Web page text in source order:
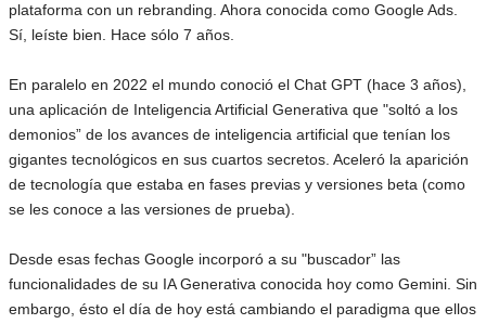
plataforma con un rebranding. Ahora conocida como Google Ads.
Sí, leíste bien. Hace sólo 7 años.
En paralelo en 2022 el mundo conoció el Chat GPT (hace 3 años),
una aplicación de Inteligencia Artificial Generativa que "soltó a los
demonios” de los avances de inteligencia artificial que tenían los
gigantes tecnológicos en sus cuartos secretos. Aceleró la aparición
de tecnología que estaba en fases previas y versiones beta (como
se les conoce a las versiones de prueba).
Desde esas fechas Google incorporó a su "buscador” las
funcionalidades de su IA Generativa conocida hoy como Gemini. Sin
embargo, ésto el día de hoy está cambiando el paradigma que ellos